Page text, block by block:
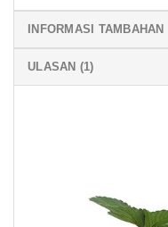
INFORMASI TAMBAHAN
ULASAN (1)